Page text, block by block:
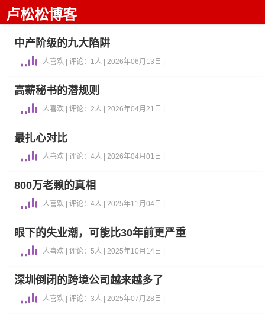
卢松松博客
中产阶级的九大陷阱
人喜欢 | 评论：1人 | 2026年06月13日 |
高薪秘书的潜规则
人喜欢 | 评论：2人 | 2026年04月21日 |
最扎心对比
人喜欢 | 评论：4人 | 2026年04月01日 |
800万老赖的真相
人喜欢 | 评论：4人 | 2025年11月04日 |
眼下的失业潮，可能比30年前更严重
人喜欢 | 评论：5人 | 2025年10月14日 |
深圳倒闭的跨境公司越来越多了
人喜欢 | 评论：3人 | 2025年07月28日 |